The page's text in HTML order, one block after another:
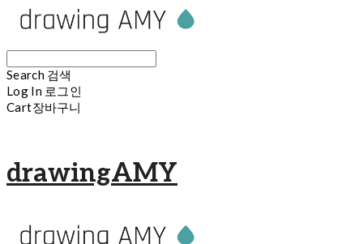
Search 검색
Log In 로그인
Cart장바구니
drawingAMY